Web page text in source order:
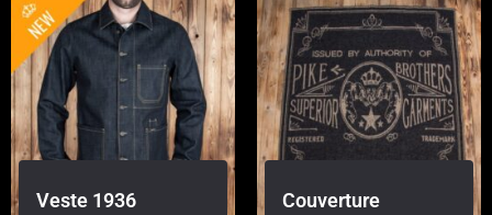
Veste 1936
Couverture